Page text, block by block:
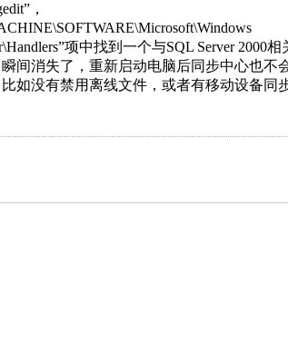
，
项中找到一个与SQL Server 2000
间消失了，重新启动电脑后同步中心也不
如没有禁用离线文件，或者有移动设备同